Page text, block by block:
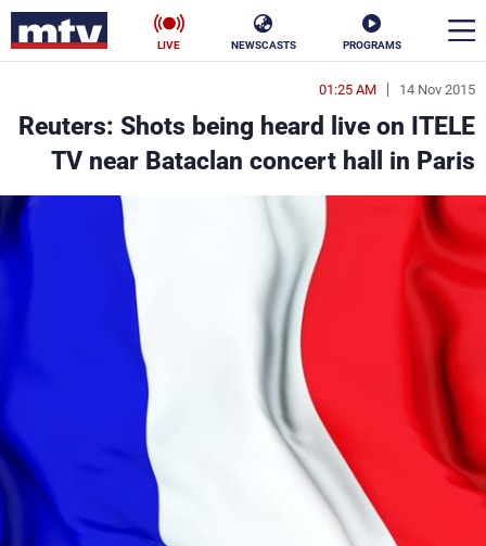
PROGRAMS
NEWSCASTS
LIVE
14 Nov 2015
01:25 AM
Reuters: Shots being heard live on ITELE
TV near Bataclan concert hall in Paris
en
الأخبار
سياسة
إقتصاد
منوعات
كأس العالم
البرامج
جدول البرامج
شاهد البرامج